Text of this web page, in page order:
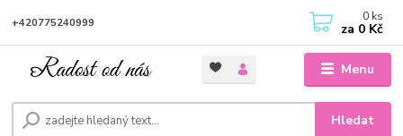
Menu
Hledat
+420775240999 0 ks
za 0 Kč